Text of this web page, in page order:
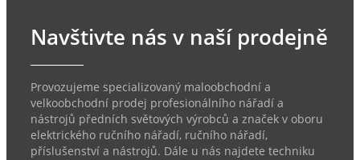
Navštivte nás v naší prodejně
Provozujeme specializovaný maloobchodní a
velkoobchodní prodej profesionálního nářadí a
nástrojů předních světových výrobců a značek v oboru
elektrického ručního nářadí, ručního nářadí,
příslušenství a nástrojů. Dále u nás najdete techniku